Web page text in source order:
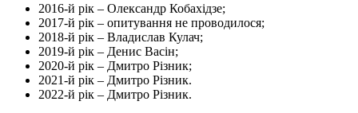
2016-й рік – Олександр Кобахідзе;
2017-й рік – опитування не проводилося;
2018-й рік – Владислав Кулач;
2019-й рік – Денис Васін;
2020-й рік – Дмитро Різник;
2021-й рік – Дмитро Різник.
2022-й рік – Дмитро Різник.